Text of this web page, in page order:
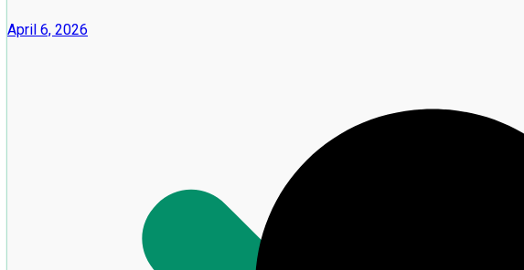
April 6, 2026